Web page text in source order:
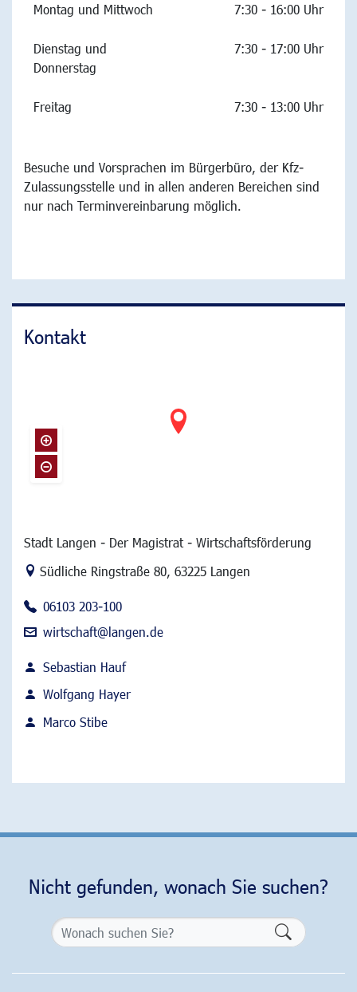
Montag und Mittwoch 7:30 - 16:00 Uhr
Dienstag und
Donnerstag
7:30 - 17:00 Uhr
Freitag 7:30 - 13:00 Uhr
Besuche und Vorsprachen im Bürgerbüro, der Kfz-
Zulassungsstelle und in allen anderen Bereichen sind
nur nach Terminvereinbarung möglich.
Kontakt
Stadt Langen - Der Magistrat - Wirtschaftsförderung
Link zur Google-Maps Navigation
Südliche Ringstraße 80, 63225 Langen
06103 203-100
wirtschaft@langen.de
Sebastian Hauf
Wolfgang Hayer
Marco Stibe
Nicht gefunden, wonach Sie suchen?